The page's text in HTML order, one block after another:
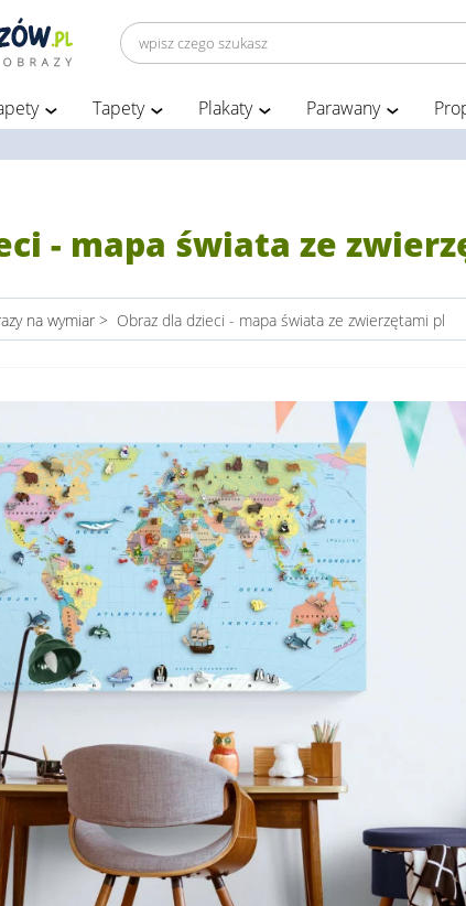
Tapety Plakaty Parawany
- mapa świata ze
na wymiar > Obraz dla dzieci - mapa świata ze zwierzętami pl